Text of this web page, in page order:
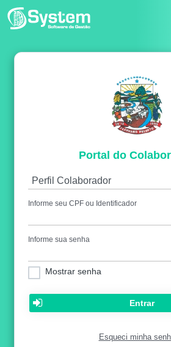
Portal do
Perfil Colaborador
Informe seu CPF ou Identificador
Informe sua senha
Mostrar senha
Entrar
Esqueci minha